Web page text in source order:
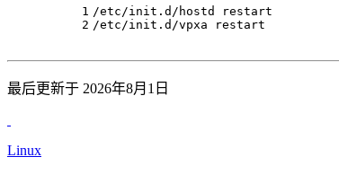
1
2
/etc/init.d/hostd restart
/etc/init.d/vpxa restart
最后更新于 2026年8月1日
Linux